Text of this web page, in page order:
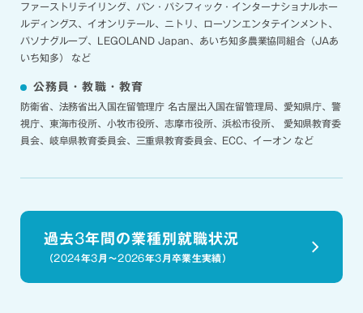
ファーストリテイリング、パン・パシフィック・インターナショナルホー
ルディングス、イオンリテール、ニトリ、ローソンエンタテインメント、
パソナグループ、LEGOLAND Japan、あいち知多農業協同組合（JAあ
いち知多） など
公務員・教職・教育
防衛省、法務省出入国在留管理庁 名古屋出入国在留管理局、愛知県庁、警
視庁、東海市役所、小牧市役所、志摩市役所、浜松市役所、 愛知県教育委
員会、岐阜県教育委員会、三重県教育委員会、ECC、イーオン など
過去3年間の業種別就職状況
（2024年3 月～2026年3 月卒業生実績）